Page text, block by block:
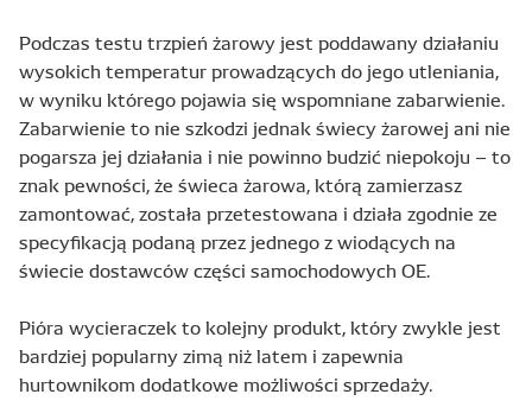
Podczas testu trzpień żarowy jest poddawany działaniu
wysokich temperatur prowadzących do jego utleniania,
w wyniku którego pojawia się wspomniane zabarwienie.
Zabarwienie to nie szkodzi jednak świecy żarowej ani nie
pogarsza jej działania i nie powinno budzić niepokoju – to
znak pewności, że świeca żarowa, którą zamierzasz
zamontować, została przetestowana i działa zgodnie ze
specyfikacją podaną przez jednego z wiodących na
świecie dostawców części samochodowych OE.
Pióra wycieraczek to kolejny produkt, który zwykle jest
bardziej popularny zimą niż latem i zapewnia
hurtownikom dodatkowe możliwości sprzedaży.